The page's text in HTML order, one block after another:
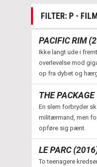
FILTER: P -
PACIFIC RIM
Ikke langt ude i
overlevelse mod
op fra dybet og
THE
En slem forbryder
militærmand, men
opføre sig pænt.
LE PARC
To teenagere